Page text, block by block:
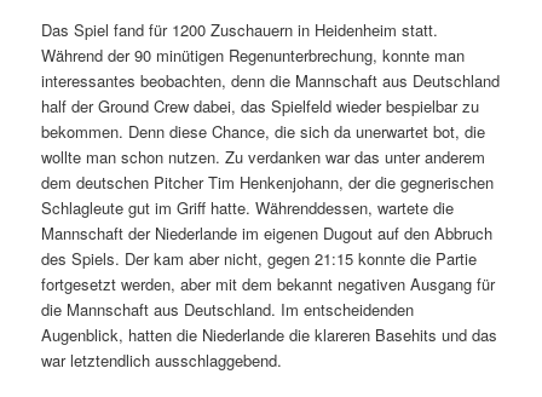
Das Spiel fand für 1200 Zuschauern in Heidenheim statt.
Während der 90 minütigen Regenunterbrechung, konnte man
interessantes beobachten, denn die Mannschaft aus Deutschland
half der Ground Crew dabei, das Spielfeld wieder bespielbar zu
bekommen. Denn diese Chance, die sich da unerwartet bot, die
wollte man schon nutzen. Zu verdanken war das unter anderem
dem deutschen Pitcher Tim Henkenjohann, der die gegnerischen
Schlagleute gut im Griff hatte. Währenddessen, wartete die
Mannschaft der Niederlande im eigenen Dugout auf den Abbruch
des Spiels. Der kam aber nicht, gegen 21:15 konnte die Partie
fortgesetzt werden, aber mit dem bekannt negativen Ausgang für
die Mannschaft aus Deutschland. Im entscheidenden
Augenblick, hatten die Niederlande die klareren Basehits und das
war letztendlich ausschlaggebend.